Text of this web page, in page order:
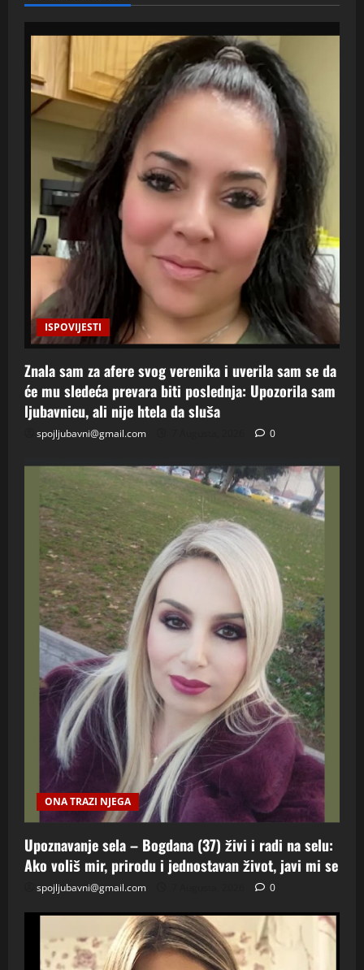
ISPOVIJESTI
Znala sam za afere svog verenika i uverila sam se da
će mu sledeća prevara biti poslednja: Upozorila sam
ljubavnicu, ali nije htela da sluša
spojljubavni@gmail.com 0
ONA TRAZI NJEGA
Upoznavanje sela – Bogdana (37) živi i radi na selu:
Ako voliš mir, prirodu i jednostavan život, javi mi se
spojljubavni@gmail.com 0